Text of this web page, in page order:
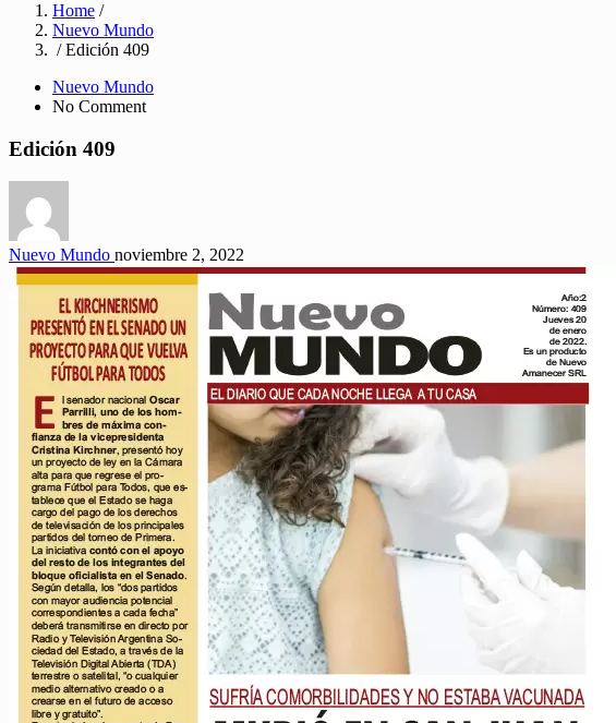
Home /
Nuevo Mundo
/ Edición 409
Nuevo Mundo
No Comment
Edición 409
Nuevo Mundo noviembre 2, 2022